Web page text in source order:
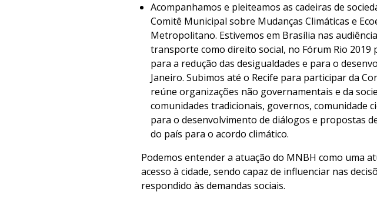
Acompanhamos e pleiteamos as cadeiras de
Comitê Municipal sobre Mudanças Climáticas e
Metropolitano. Estivemos em Brasília nas
transporte como direito social, no Fórum Rio 2019
para a redução das desigualdades e para o
Janeiro. Subimos até o Recife para participar da
reúne organizações não governamentais e da
comunidades tradicionais, governos, comunidade
para o desenvolvimento de diálogos e propostas
do país para o acordo climático.
Podemos entender a atuação do MNBH como uma
acesso à cidade, sendo capaz de influenciar nas
respondido às demandas sociais.